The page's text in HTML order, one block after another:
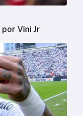
Vini Jr